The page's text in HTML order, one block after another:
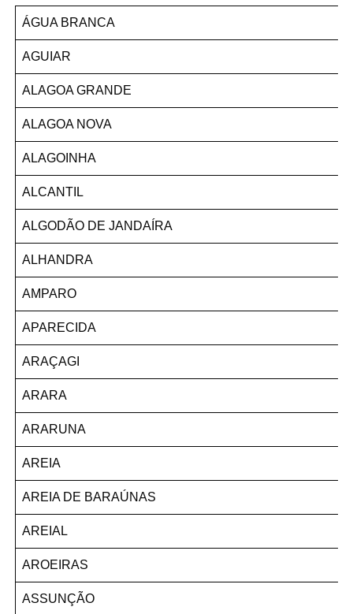
ÁGUA BRANCA
AGUIAR
ALAGOA GRANDE
ALAGOA NOVA
ALAGOINHA
ALCANTIL
ALGODÃO DE JANDAÍRA
ALHANDRA
AMPARO
APARECIDA
ARAÇAGI
ARARA
ARARUNA
AREIA
AREIA DE BARAÚNAS
AREIAL
AROEIRAS
ASSUNÇÃO